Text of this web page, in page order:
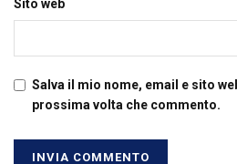
Sito web
Salva il mio nome, email e sito
prossima volta che commento.